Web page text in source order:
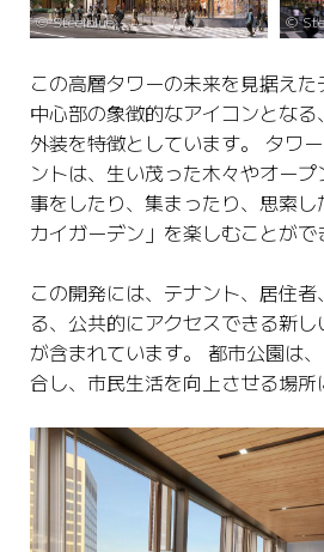
©️ Steelblue ©️
この高層タワーの未来を見据え
中心部の象徴的なアイコンとな
外装を特徴としています。 タワ
ントは、生い茂った木々やオー
事をしたり、集まったり、思索
カイガーデン」を楽しむことがで
この開発には、テナント、居住
る、公共的にアクセスできる新
が含まれています。 都市公園は
合し、市民生活を向上させる場所